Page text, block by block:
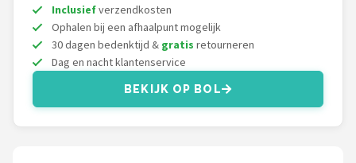
AXA
New Looxs
BBB Cycling
Inclusiefverzendkosten
Ophalen bij een afhaalpunt mogelijk
30 dagen bedenktijd & gratis retourneren
Dag en nacht klantenservice
BEKIJK OP BOL